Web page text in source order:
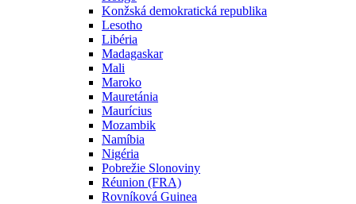
Konžská demokratická republika
Lesotho
Libéria
Madagaskar
Mali
Maroko
Mauretánia
Maurícius
Mozambik
Namíbia
Nigéria
Pobrežie Slonoviny
Réunion (FRA)
Rovníková Guinea